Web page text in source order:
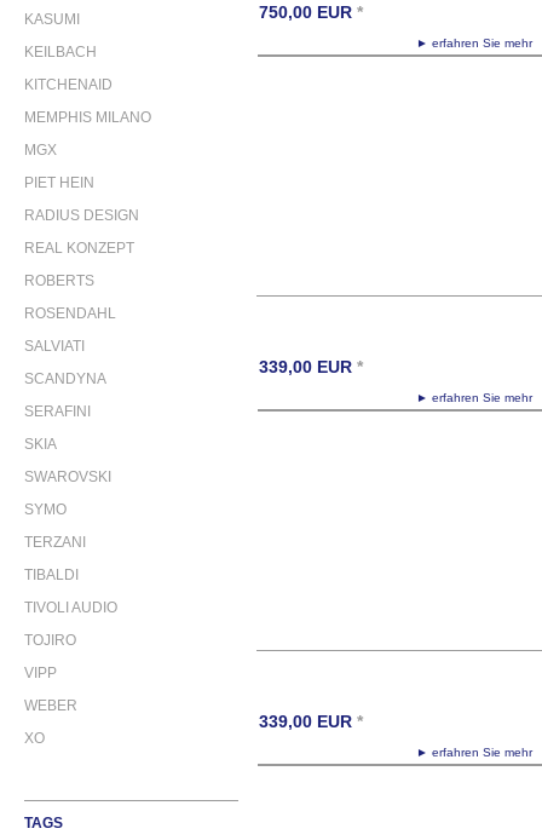
KASUMI
KEILBACH
KITCHENAID
MEMPHIS MILANO
MGX
PIET HEIN
RADIUS DESIGN
REAL KONZEPT
ROBERTS
ROSENDAHL
SALVIATI
SCANDYNA
SERAFINI
SKIA
SWAROVSKI
SYMO
TERZANI
TIBALDI
TIVOLI AUDIO
TOJIRO
VIPP
WEBER
XO
TAGS
► erfahren Sie
750,00 EUR *
► erfahren Sie
339,00 EUR *
► erfahren Sie
339,00 EUR *